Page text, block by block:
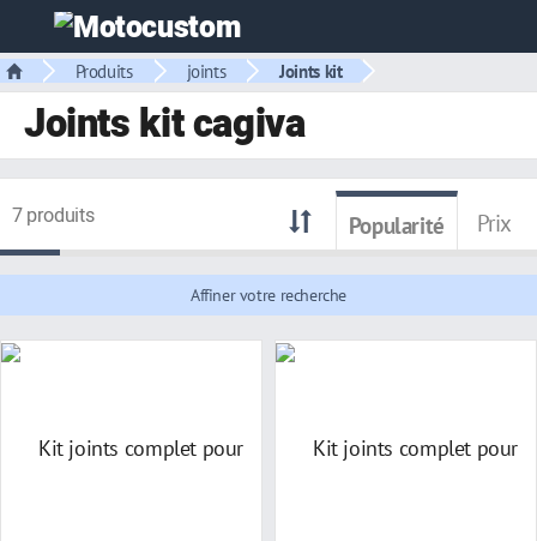
Produits joints Joints kit
Joints kit cagiva
7 produits Popularité Prix
Affiner votre recherche